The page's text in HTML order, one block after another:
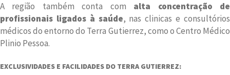
A região também conta com alta concentração de
profissionais ligados à saúde, nas clinicas e consultórios
médicos do entorno do Terra Gutierrez, como o Centro Médico
Plinio Pessoa.
EXCLUSIVIDADES E FACILIDADES DO TERRA GUTIERREZ: